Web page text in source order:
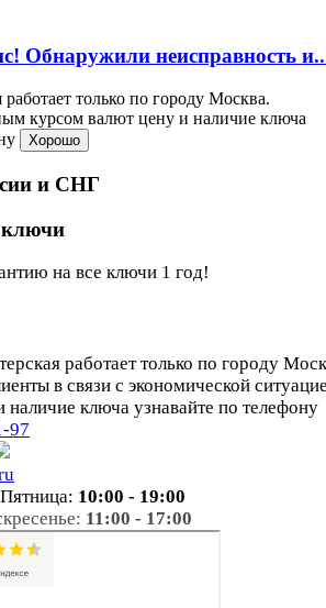
Обнаружили неисправность
только по городу Москва.
курсом валют цену и наличие ключа
Хорошо
и СНГ
ключи
на все ключи 1 год!
работает только по городу
в связи с экономической
ключа узнавайте по телефону
97
10:00 - 19:00
11:00 - 17:00